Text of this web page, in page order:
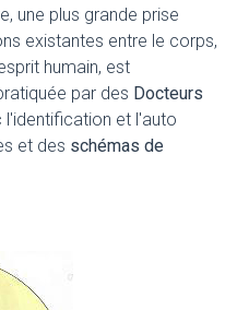
une plus grande prise
existantes entre le corps,
humain, est
par des Docteurs
l'identification et l'auto
et des schémas de